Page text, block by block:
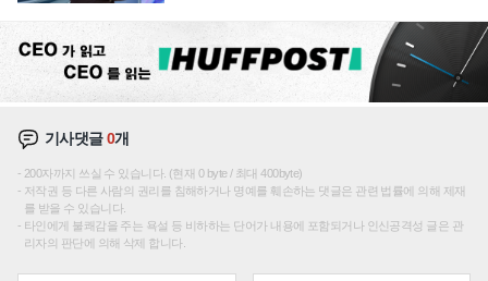
기사댓글0개
200자까지 쓰실 수 있습니다. (현재 0 byte / 최대 400byte)
저작권 등 다른 사람의 권리를 침해하거나 명예를 훼손하는 댓글은 관련 법률에 의해 제재
를 받을 수 있습니다.
타인에게 불쾌감을 주는 욕설 등 비하하는 단어가 내용에 포함되거나 인신공격성 글은 관
리자의 판단에 의해 삭제 합니다.